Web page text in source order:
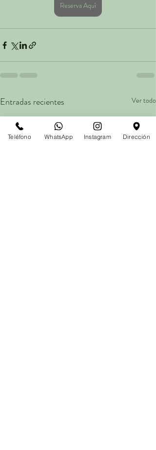
Reserva Aquí
Entradas recientes Ver todo
Teléfono WhatsApp Instagram Dirección